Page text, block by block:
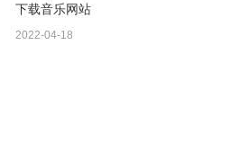
下载音乐网站
2022-04-18